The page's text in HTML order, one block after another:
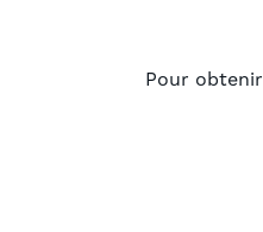
Pour obtenir